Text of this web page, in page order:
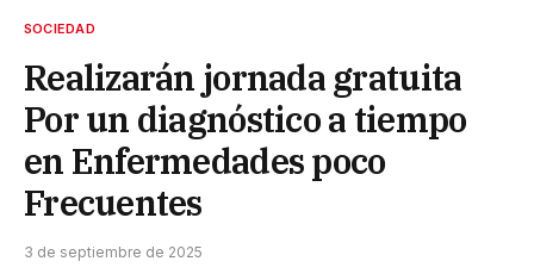
SOCIEDAD
Realizarán jornada gratuita
Por un diagnóstico a tiempo
en Enfermedades poco
Frecuentes
3 de septiembre de 2025